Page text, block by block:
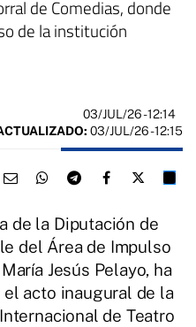
de Comedias, donde
de la institución
03/JUL/26- 12:14
03/JUL/26 - 12:15
de la Diputación de
del Área de Impulso
Jesús Pelayo, ha
acto inaugural de la
de Teatro